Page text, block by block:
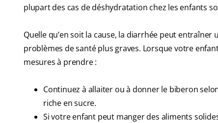
plupart des cas de déshydratation chez les enfants
Quelle qu’en soit la cause, la diarrhée peut
problèmes de santé plus graves. Lorsque votre
mesures à prendre :
Continuez à allaiter ou à donner le biberon
riche en sucre.
Si votre enfant peut manger des aliments